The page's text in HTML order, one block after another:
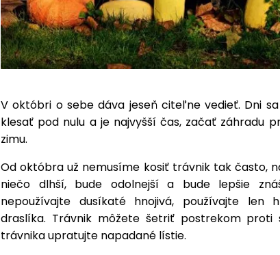
V októbri o sebe dáva jeseň citeľne vedieť. Dni
klesať pod nulu a je najvyšší čas, začať záhradu
zimu.
Od októbra už nemusíme kosiť trávnik tak často,
niečo dlhší, bude odolnejší a bude lepšie
nepoužívajte dusíkaté hnojivá, používajte len
draslíka. Trávnik môžete šetriť postrekom proti
trávnika upratujte napadané lístie.